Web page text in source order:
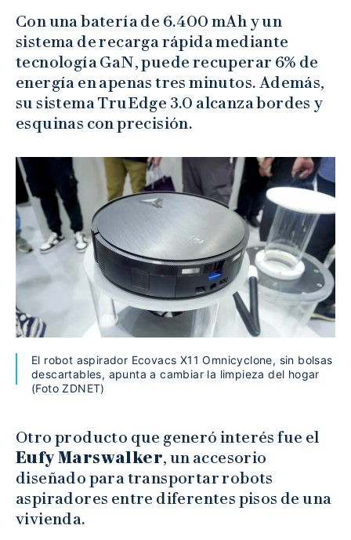
Con una batería de 6.400 mAh y un
sistema de recarga rápida mediante
tecnología GaN, puede recuperar 6% de
energía en apenas tres minutos. Además,
su sistema TruEdge 3.0 alcanza bordes y
esquinas con precisión.
El robot aspirador Ecovacs X11 Omnicyclone, sin bolsas
descartables, apunta a cambiar la limpieza del hogar
(Foto ZDNET)
Otro producto que generó interés fue el
Eufy Marswalker, un accesorio
diseñado para transportar robots
aspiradores entre diferentes pisos de una
vivienda.